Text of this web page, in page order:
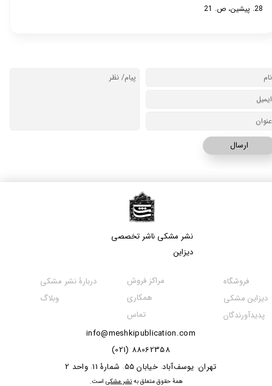
28. پیشین، ص. 21
ارسال
نشر مشکی​​​​​​​ ناشر تخصصی
دیزاین
info@meshkipublication.com
88062358 (021)
​​​​​​تهران، یوسف‌آباد، خیابان 55 ، شمارۀ 11 ،واحد 2
مراکز فروش
همکاری
تماس
فروشگاه
دیزاین مشکی
پدیدآورندگان
دربارۀ نشر مشکی
وبلاگ
​همۀ حقوق متعلق بهنشر مشکیاست.